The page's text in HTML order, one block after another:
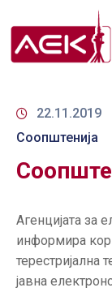
ЗА
ДОКУМЕНТИ
СПЕКТАР
22.11.2019
Соопштенија
Агенцијата за
информира
терестријална
јавна